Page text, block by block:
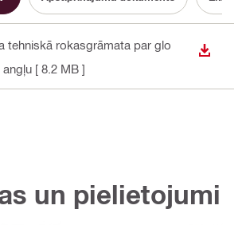
tehniskā rokasgrāmata par glo
, angļu [ 8.2 MB ]
un pielietojumi